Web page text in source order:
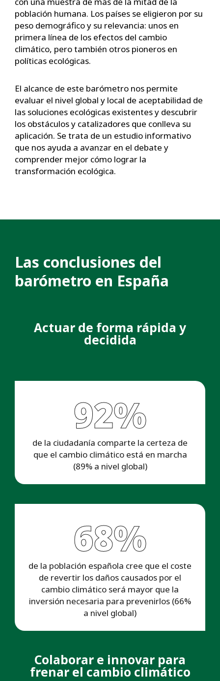
población humana. Los países se eligieron por su
peso demográfico y su relevancia: unos en
primera línea de los efectos del cambio
climático, pero también otros pioneros en
políticas ecológicas.
El alcance de este barómetro nos permite
evaluar el nivel global y local de aceptabilidad de
las soluciones ecológicas existentes y descubrir
los obstáculos y catalizadores que conlleva su
aplicación. Se trata de un estudio informativo
que nos ayuda a avanzar en el debate y
comprender mejor cómo lograr la
transformación ecológica.
Las conclusiones del
barómetro en España
Actuar de forma rápida y
decidida
92%
de la ciudadanía comparte la certeza de
que el cambio climático está en marcha
(89% a nivel global)
68%
de la población española cree que el coste
de revertir los daños causados por el
cambio climático será mayor que la
inversión necesaria para prevenirlos (66%
a nivel global)
Colaborar e innovar para
frenar el cambio climático